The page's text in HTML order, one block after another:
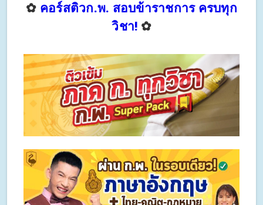
✿ คอร์สติวก.พ. สอบข้าราชการ ครบทุก
วิชา! ✿